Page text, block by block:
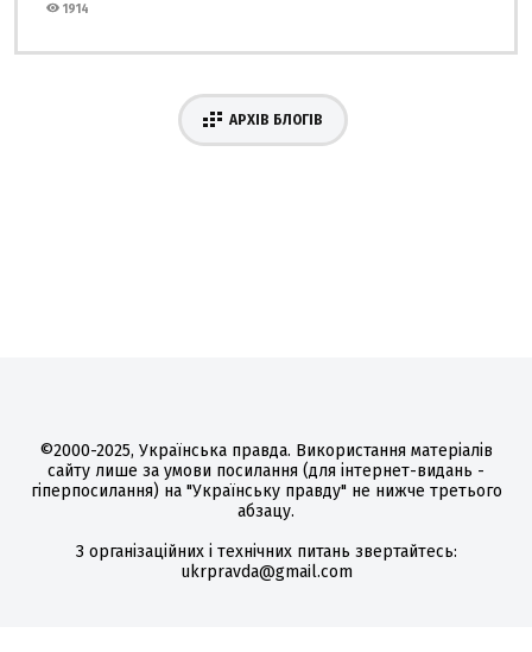
1914
АРХІВ БЛОГІВ
©2000-2025, Українська правда. Використання матеріалів
сайту лише за умови посилання (для інтернет-видань -
гіперпосилання) на "Українську правду" не нижче третього
абзацу.
З організаційних і технічних питань звертайтесь:
ukrpravda@gmail.com